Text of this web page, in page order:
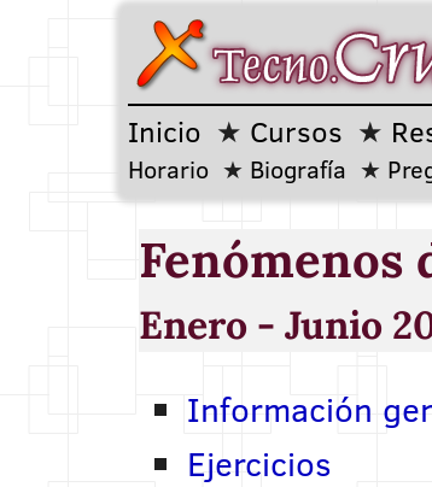
Inicio Cursos
Horario Biografía
Fenómenos
Enero - Junio
Información
Ejercicios